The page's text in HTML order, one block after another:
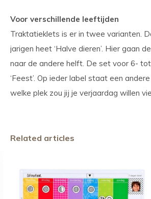
Voor verschillende leeftijden
Traktatieklets is er in twee varianten.
jarigen heet ‘Halve dieren’. Hier gaan
naar de andere helft. De set voor 6-
‘Feest’. Op ieder label staat een
welke plek zou jij je verjaardag willen
Related articles